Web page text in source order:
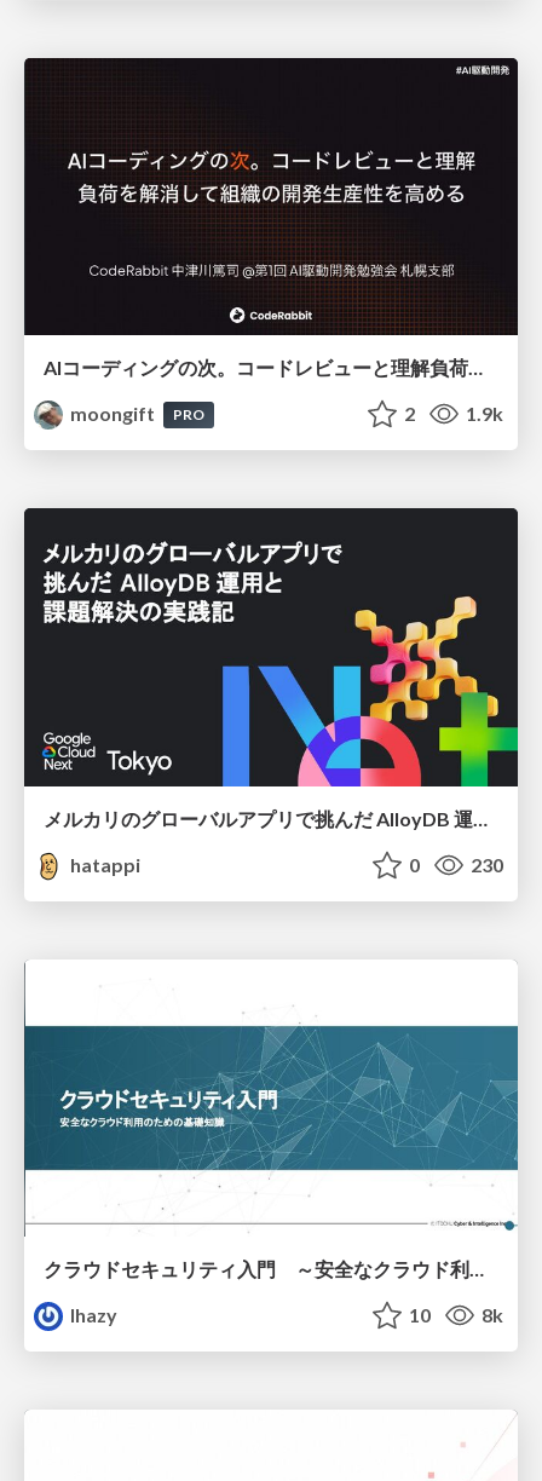
AIコーディングの次。コードレビューと理解負荷を解消して組織の開発生産性を高める
moongift
PRO 2 1.9k
hatappi
0 230
クラウドセキュリティ入門 ～安全なクラウド利用のための基礎知識～
lhazy
10 8k